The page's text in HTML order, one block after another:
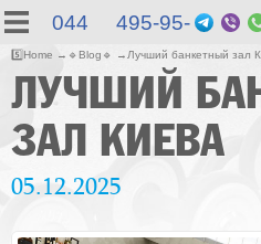
044 495-95-
5️⃣Home 🔹 Blog 🔹 Лучший банкетный зал
ЛУЧШИЙ
ЗАЛ КИЕВА
05.12.2025